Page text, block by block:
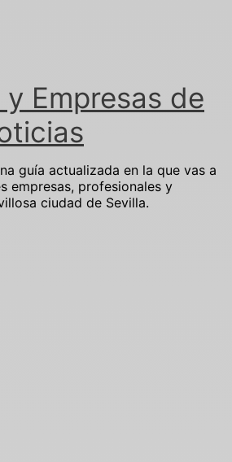
Empresas de
guía actualizada en la que vas a
empresas, profesionales y
ciudad de Sevilla.